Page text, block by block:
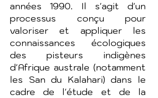
années 1990. Il s'agit d'un
processus conçu pour
valoriser et appliquer les
connaissances écologiques
des pisteurs indigènes
d'Afrique australe (notamment
les San du Kalahari) dans le
cadre de l'étude et de la